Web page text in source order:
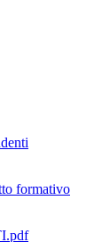
formativo